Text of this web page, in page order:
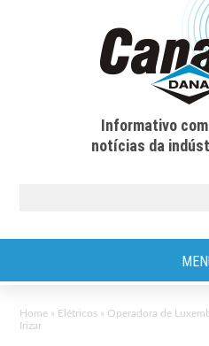
Informativo
notícias da
Home » Elétricos » Operadora de
Irizar